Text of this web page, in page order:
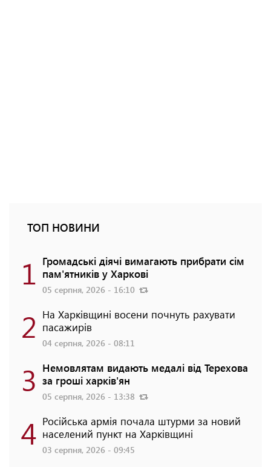
ТОП НОВИНИ
1 Громадські діячі вимагають прибрати сім
пам'ятників у Харкові
05 серпня, 2026 - 16:10
2 На Харківщині восени почнуть рахувати
пасажирів
04 серпня, 2026 - 08:11
3 Немовлятам видають медалі від Терехова
за гроші харків'ян
05 серпня, 2026 - 13:38
4 Російська армія почала штурми за новий
населений пункт на Харківщині
03 серпня, 2026 - 09:45